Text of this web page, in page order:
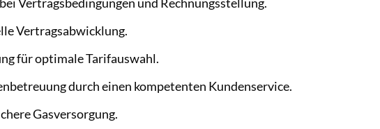
Vertragsabwicklung.
für optimale Tarifauswahl.
durch einen kompetenten Kundenservice.
Gasversorgung.